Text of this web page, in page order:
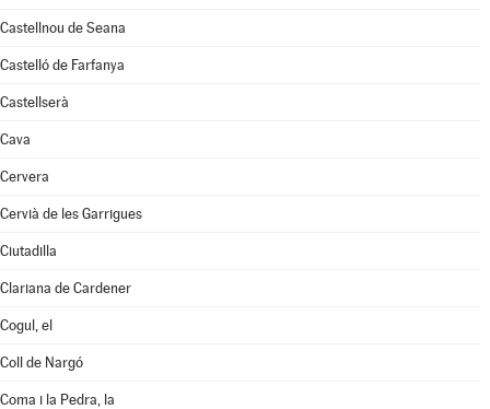
Castellnou de Seana
Castelló de Farfanya
Castellserà
Cava
Cervera
Cervià de les Garrigues
Ciutadilla
Clariana de Cardener
Cogul, el
Coll de Nargó
Coma i la Pedra, la